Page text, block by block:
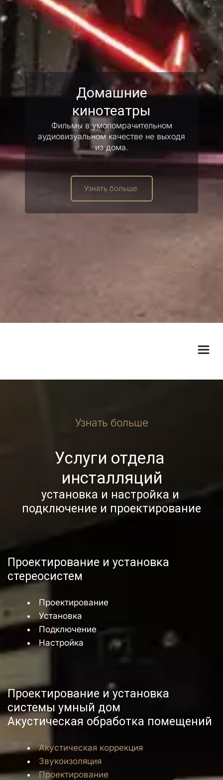
Домашние
кинотеатры
Фильмы в умопомрачительном
аудиовизуальном качестве не выходя
из дома.
Узнать больше
Стерео системы
Максимально музыкально!
Узнать больше
Услуги отдела
инсталляций
установка и настройка и
подключение и проектирование
Проектирование и установка
стереосистем
Проектирование
Установка
Подключение
Настройка
Проектирование и установка
системы умный дом
Акустическая обработка помещений
Акустическая коррекция
Звукоизоляция
Проектирование